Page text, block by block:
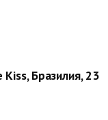
Бразилия, 23